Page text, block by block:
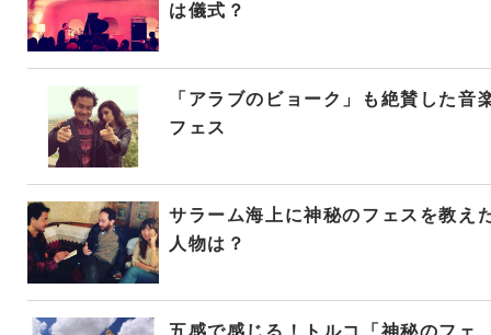
は儀式？
「アラブのビョーク」も絶賛した音
フェス
サラーム海上に神秘のフェスを教え
人物は？